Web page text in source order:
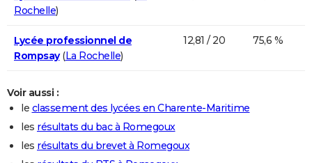
Rochelle)
Lycée professionnel de
Rompsay(La Rochelle)
12,81 / 20 75,6 %
Voir aussi :
le classement des lycées en Charente-Maritime
les résultats du bac à Romegoux
les résultats du brevet à Romegoux